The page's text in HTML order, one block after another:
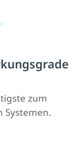
zum
Systemen.